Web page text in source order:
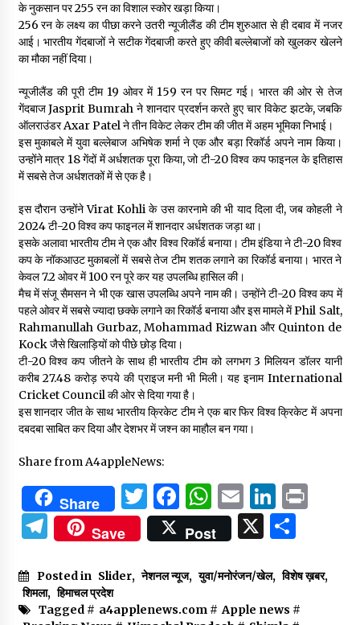
के नुकसान पर 255 रन का विशाल स्कोर खड़ा किया।
256 रन के लक्ष्य का पीछा करने उतरी न्यूजीलैंड की टीम शुरुआत से ही दबाव में नजर
आई। भारतीय गेंदबाजों ने सटीक गेंदबाजी करते हुए कीवी बल्लेबाजों को खुलकर खेलने
का मौका नहीं दिया।
न्यूजीलैंड की पूरी टीम 19 ओवर में 159 रन पर सिमट गई। भारत की ओर से तेज
गेंदबाज Jasprit Bumrah ने शानदार प्रदर्शन करते हुए चार विकेट झटके, जबकि
ऑलराउंडर Axar Patel ने तीन विकेट लेकर टीम की जीत में अहम भूमिका निभाई।
इस मुकाबले में युवा बल्लेबाज अभिषेक शर्मा ने एक और बड़ा रिकॉर्ड अपने नाम किया।
उन्होंने मात्र 18 गेंदों में अर्धशतक पूरा किया, जो टी-20 विश्व कप फाइनल के इतिहास
में सबसे तेज अर्धशतकों में से एक है।
इस दौरान उन्होंने Virat Kohli के उस कारनामे की भी याद दिला दी, जब कोहली ने
2024 टी-20 विश्व कप फाइनल में शानदार अर्धशतक जड़ा था।
इसके अलावा भारतीय टीम ने एक और विश्व रिकॉर्ड बनाया। टीम इंडिया ने टी-20 विश्व
कप के नॉकआउट मुकाबलों में सबसे तेज टीम शतक लगाने का रिकॉर्ड बनाया। भारत ने
केवल 7.2 ओवर में 100 रन पूरे कर यह उपलब्धि हासिल की।
मैच में संजू सैमसन ने भी एक खास उपलब्धि अपने नाम की। उन्होंने टी-20 विश्व कप में
पहले ओवर में सबसे ज्यादा छक्के लगाने का रिकॉर्ड बनाया और इस मामले में Phil Salt,
Rahmanullah Gurbaz, Mohammad Rizwan और Quinton de
Kock जैसे खिलाड़ियों को पीछे छोड़ दिया।
टी-20 विश्व कप जीतने के साथ ही भारतीय टीम को लगभग 3 मिलियन डॉलर यानी
करीब 27.48 करोड़ रुपये की प्राइज मनी भी मिली। यह इनाम International
Cricket Council की ओर से दिया गया है।
इस शानदार जीत के साथ भारतीय क्रिकेट टीम ने एक बार फिर विश्व क्रिकेट में अपना
दबदबा साबित कर दिया और देशभर में जश्न का माहौल बन गया।
Share from A4appleNews:
Share Twitter
Facebook
WhatsApp
Email
Telegram
Save Post X
Posted in Slider, नेशनल न्यूज, युवा/मनोरंजन/खेल, विशेष ख़बर,
शिमला, हिमाचल प्रदेश
Tagged # a4applenews.com# Apple news #